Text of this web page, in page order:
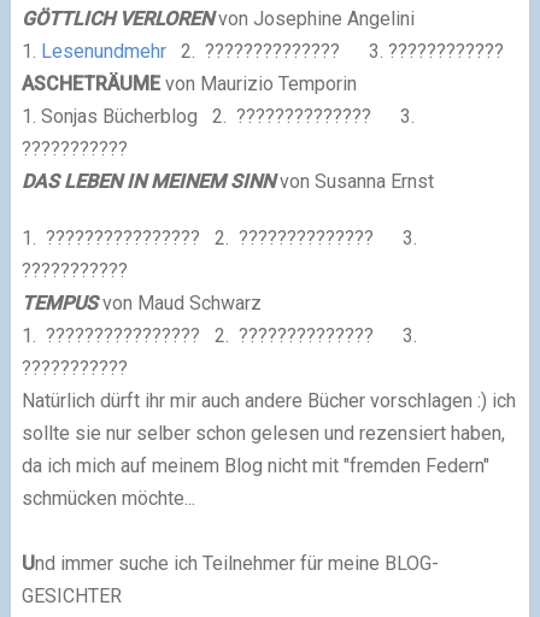
GÖTTLICH VERLORENvon Josephine Angelini
1. Lesenundmehr2. ?????????????? 3. ????????????
ASCHETRÄUMEvon Maurizio Temporin
1. Sonjas Bücherblog 2. ?????????????? 3.
???????????
DAS LEBEN IN MEINEM SINNvon Susanna Ernst
1. ???????????????? 2. ?????????????? 3.
???????????
TEMPUSvon Maud Schwarz
1. ???????????????? 2. ?????????????? 3.
???????????
Natürlich dürft ihr mir auch andere Bücher vorschlagen :) ich
sollte sie nur selber schon gelesen und rezensiert haben,
da ich mich auf meinem Blog nicht mit "fremden Federn"
schmücken möchte...
Und immer suche ich Teilnehmer für meine BLOG-
GESICHTER